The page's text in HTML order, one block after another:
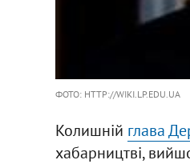
ФОТО: HTTP://WIKI.LP.EDU.UA
Колишній глава
хабарництві,